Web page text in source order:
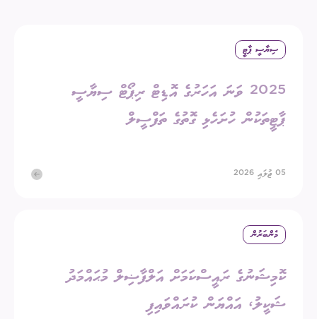
ސިޔާސީ ޕާޓީ
2025 ވަނަ އަހަރުގެ އޮޑިޓް ރިޕޯޓް ސިޔާސީ
ޕާޓީތަކުން ހުށަހެޅި ގޮތުގެ ތަފްސީލް
05 ޖުލައި 2026
މެންބަރުން
ކޮމިޝަނުގެ ރައީސްކަމަށް އަލްފާޟިލް މުޙައްމަދު
ޝަކީލު، އައްޔަން ކުރައްވައިފި